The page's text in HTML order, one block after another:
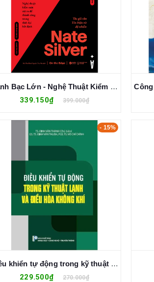
Canh Bạc Lớn - Nghệ Thuật Kiểm Soát Rủi Ro Để Thành Công Trong Thời Đại Bất Định - Nate Silver
339.150₫ 399.000₫
- 15%
Điều khiển tự động trong kỹ thuật lạnh và điều hoà không khí - TS. Đinh Văn Thành
229.500₫ 270.000₫